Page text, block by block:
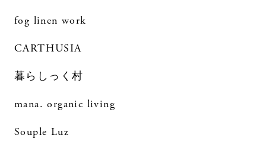
fog linen work
CARTHUSIA
暮らしっく村
mana. organic living
Souple Luz